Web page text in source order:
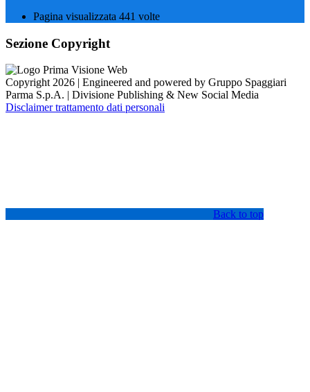
Pagina visualizzata 441 volte
Sezione Copyright
Copyright 2026 | Engineered and powered by Gruppo Spaggiari
Parma S.p.A. | Divisione Publishing & New Social Media
Disclaimer trattamento dati personali
Back to top